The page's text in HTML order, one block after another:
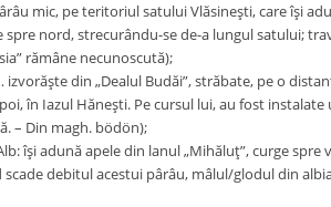
mic, pe teritoriul satului Vlăsineşti, care îşi
nord, strecurându-se de-a lungul satului;
rămâne necunoscută);
izvorăşte din „Dealul Budăi”, străbate, pe o
în Iazul Hăneşti. Pe cursul lui, au fost
– Din magh. bödön);
îşi adună apele din lanul „Mihăluţ”, curge
scade debitul acestui pârâu, mâlul/glodul din